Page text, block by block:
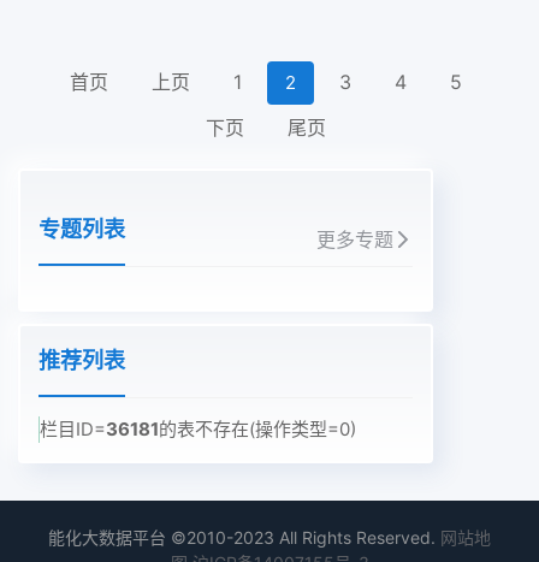
首页 上页 1 2 3 4
5
下页
尾页
专题列表 更多专题
推荐列表
栏目ID=36181的表不存在(操作类型=0)
能化大数据平台 ©2010-2023 All Rights Reserved. 网站地